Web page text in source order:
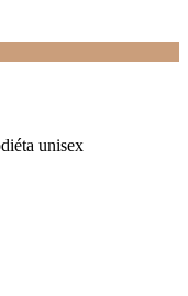
unisex